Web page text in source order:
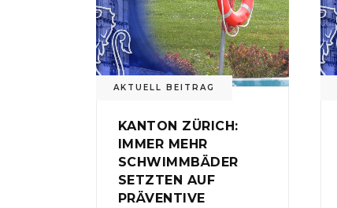
AKTUELL BEITRAG
KANTON ZÜRICH:
IMMER MEHR
SCHWIMMBÄDER
SETZTEN AUF
PRÄVENTIVE